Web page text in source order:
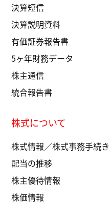
決算短信
決算説明資料
有価証券報告書
5ヶ年財務データ
株主通信
統合報告書
株式について
株式情報／株式事務手続き
配当の推移
株主優待情報
株価情報